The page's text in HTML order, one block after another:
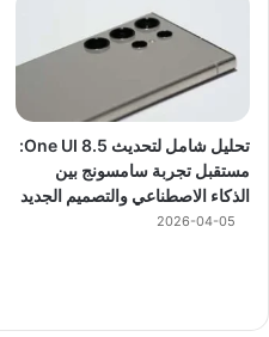
تحليل شامل لتحديث One UI 8.5:
مستقبل تجربة سامسونج بين
الذكاء الاصطناعي والتصميم الجديد
2026-04-05